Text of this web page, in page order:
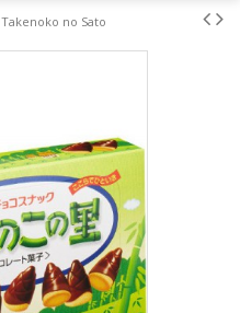
Takenoko no Sato